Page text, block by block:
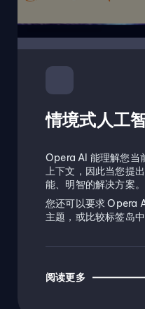
情境式人工
Opera AI 能理解您当
上下文，因此当您提
能、明智的解决方案。
您还可以要求 Opera
主题，或比较标签岛
阅读更多